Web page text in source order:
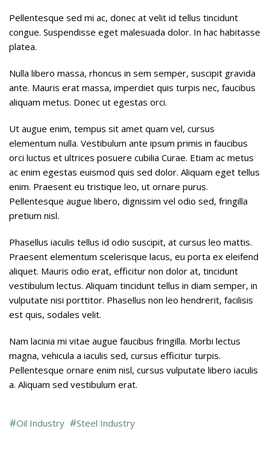
Pellentesque sed mi ac, donec at velit id tellus tincidunt
congue. Suspendisse eget malesuada dolor. In hac habitasse
platea.
Nulla libero massa, rhoncus in sem semper, suscipit gravida
ante. Mauris erat massa, imperdiet quis turpis nec, faucibus
aliquam metus. Donec ut egestas orci.
Ut augue enim, tempus sit amet quam vel, cursus
elementum nulla. Vestibulum ante ipsum primis in faucibus
orci luctus et ultrices posuere cubilia Curae. Etiam ac metus
ac enim egestas euismod quis sed dolor. Aliquam eget tellus
enim. Praesent eu tristique leo, ut ornare purus.
Pellentesque augue libero, dignissim vel odio sed, fringilla
pretium nisl.
Phasellus iaculis tellus id odio suscipit, at cursus leo mattis.
Praesent elementum scelerisque lacus, eu porta ex eleifend
aliquet. Mauris odio erat, efficitur non dolor at, tincidunt
vestibulum lectus. Aliquam tincidunt tellus in diam semper, in
vulputate nisi porttitor. Phasellus non leo hendrerit, facilisis
est quis, sodales velit.
Nam lacinia mi vitae augue faucibus fringilla. Morbi lectus
magna, vehicula a iaculis sed, cursus efficitur turpis.
Pellentesque ornare enim nisl, cursus vulputate libero iaculis
a. Aliquam sed vestibulum erat.
Oil Industry Steel Industry